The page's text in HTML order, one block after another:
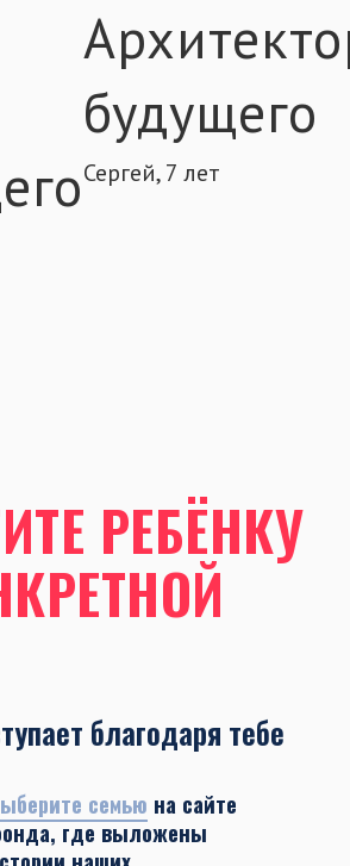
благодаря тебе
семьюна сайте
фонда, где выложены
истории наших